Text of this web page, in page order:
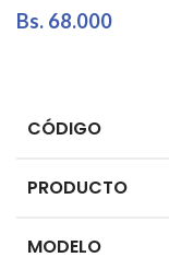
Bs. 68.000
CÓDIGO
PRODUCTO
MODELO